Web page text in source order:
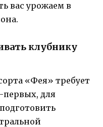
вас урожаем в
клубнику
«Фея» требует
первых, для